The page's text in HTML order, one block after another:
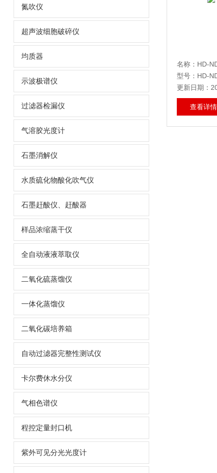
氮吹仪
超声波细胞破碎仪
均质器
示波极谱仪
过滤器检漏仪
气溶胶光度计
石墨消解仪
水质硫化物酸化吹气仪
石墨赶酸仪、赶酸器
样品浓缩蒸干仪
全自动液液萃取仪
二氧化硫蒸馏仪
一体化蒸馏仪
二氧化碳培养箱
自动过滤器完整性测试仪
卡尔费休水分仪
气相色谱仪
程控定量封口机
紫外可见分光光度计
名称：HD-
型号：HD-
更新日期：
查看详情